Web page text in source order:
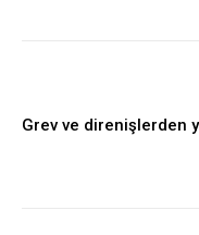
Grev ve direnişlerden